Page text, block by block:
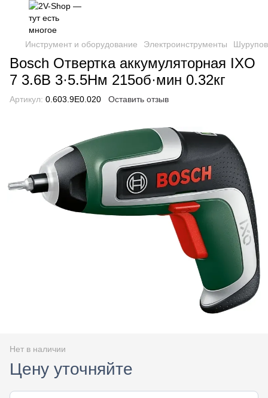
Инструмент и оборудование Электроинструменты
Bosch Отвертка аккумуляторная IXO
7 3.6В 3·5.5Нм 215об·мин 0.32кг
Артикул: 0.603.9E0.020 Оставить отзыв
Нет в наличии
Цену уточняйте